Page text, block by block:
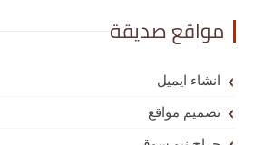
مواقع صديقة
انشاء ايميل
تصميم مواقع